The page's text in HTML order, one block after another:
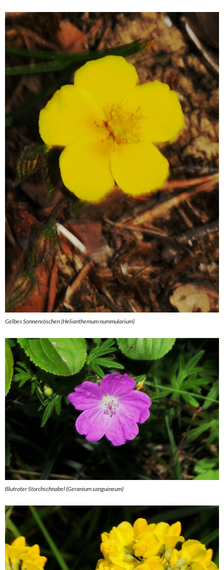
Gelbes Sonnenröschen (Helianthemum nummularium)
Blutroter Storchschnabel (Geranium sanguineum)